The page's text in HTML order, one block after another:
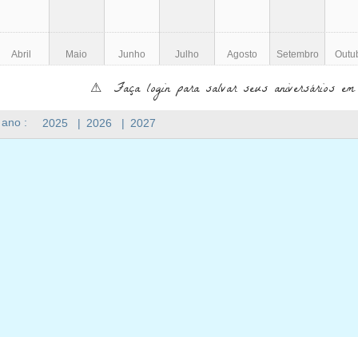
: 2025 | 2026 | 2027
Abril Maio Junho Julho Agosto Setembro
⚠ Faça login para salvar seus aniversários